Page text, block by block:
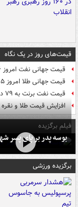
قیمت‌های روز در یک نگاه
قیمت جهانی نفت امروز ۱۶ مرداد
قیمت جهانی طلا امروز ۱۵ مرداد
قیمت نفت برنت به ۷۹ دلار رسید
افزایش قیمت طلا و
فیلم برگزیده
بوسه‌ پدر بر پای پسر
برگزیده ورزشی